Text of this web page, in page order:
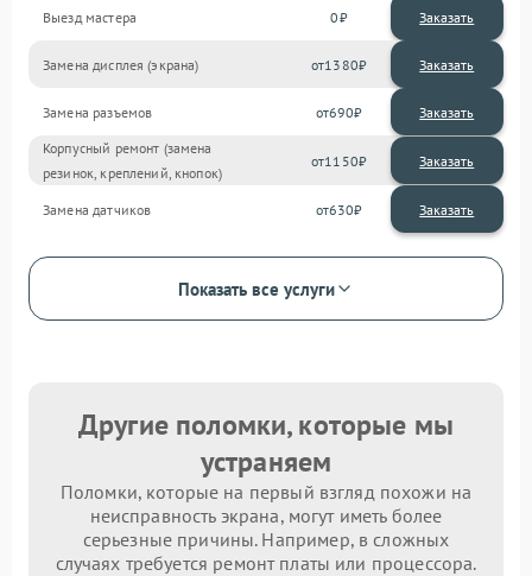
Выезд мастера 0 Заказать
Замена дисплея (экрана) 1380
Замена разъемов 690
Корпусный ремонт (замена
резинок, креплений, кнопок)
1150
Замена датчиков 630
Показать все услуги
Другие поломки, которые мы
устраняем
Поломки, которые на первый взгляд похожи на
неисправность экрана, могут иметь более
серьезные причины. Например, в сложных
случаях требуется ремонт платы или процессора.